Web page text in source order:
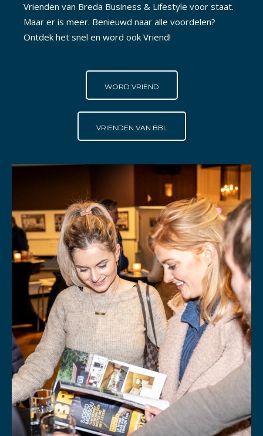
Vrienden van Breda Business & Lifestyle voor staat.
Maar er is meer. Benieuwd naar alle voordelen?
Ontdek het snel en word ook Vriend!
WORD VRIEND
VRIENDEN VAN BBL